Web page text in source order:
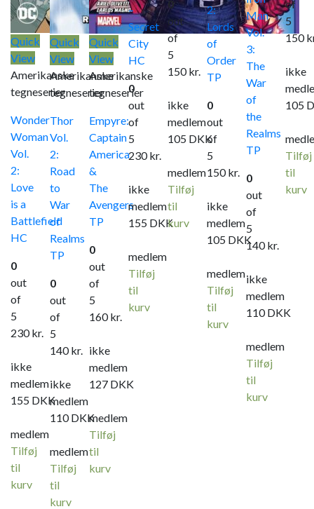
Quick
View
Amerikanske
tegneserier
Wonder
Woman
Vol.
2:
Love
is a
Battlefield
HC
0
out
of
5
230kr.
ikke
medlem
155 DKK
medlem
Tilføj
til
kurv
Quick
View
Amerikanske
tegneserier
Thor
Vol.
2:
Road
to
War
of
Realms
TP
0
out
of
5
140kr.
ikke
medlem
110DKK
medlem
Tilføj
til
kurv
Quick
View
Amerikanske
tegneserier
Empyre:
Captain
America
&
The
Avengers
TP
0
out
of
5
160kr.
ikke
medlem
127 DKK
medlem
Tilføj
til
kurv
–
Secret
City
HC
0
out
of
5
230kr.
ikke
medlem
155 DKK
medlem
Tilføj
til
kurv
0
out
of
5
150kr.
ikke
medlem
105 DKK
medlem
Tilføj
til
kurv
2:
Lords
of
Order
TP
0
out
of
5
150kr.
ikke
medlem
105 DKK
medlem
Tilføj
til
kurv
Man
Vol.
3:
The
War
of
the
Realms
TP
0
out
of
5
140kr.
ikke
medlem
110DKK
medlem
Tilføj
til
kurv
of
5
150
ikke
105
Tilføj
til
kurv